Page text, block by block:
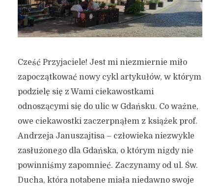
Cześć Przyjaciele! Jest mi niezmiernie miło
zapoczątkować nowy cykl artykułów, w którym
podzielę się z Wami ciekawostkami
odnoszącymi się do ulic w Gdańsku. Co ważne,
owe ciekawostki zaczerpnąłem z książek prof.
Andrzeja Januszajtisa – człowieka niezwykle
zasłużonego dla Gdańska, o którym nigdy nie
powinniśmy zapomnieć. Zaczynamy od ul. Św.
Ducha, która notabene miała niedawno swoje